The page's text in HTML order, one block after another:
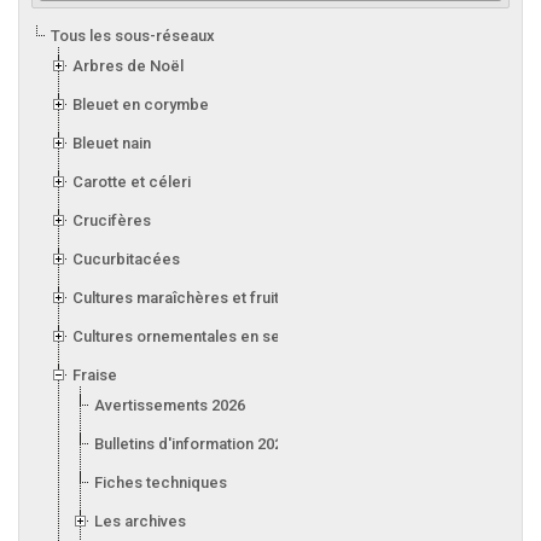
Tous les sous-réseaux
Arbres de Noël
Bleuet en corymbe
Bleuet nain
Carotte et céleri
Crucifères
Cucurbitacées
Cultures maraîchères et fruitières en serre
Cultures ornementales en serre
Fraise
Avertissements 2026
Bulletins d'information 2026
Fiches techniques
Les archives